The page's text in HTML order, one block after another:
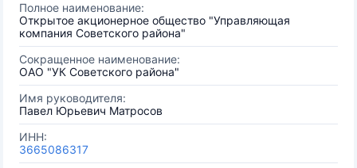
Полное наименование:
Открытое акционерное общество "Управляющая
компания Советского района"
Сокращенное наименование:
ОАО "УК Советского района"
Имя руководителя:
Павел Юрьевич Матросов
ИНН:
3665086317